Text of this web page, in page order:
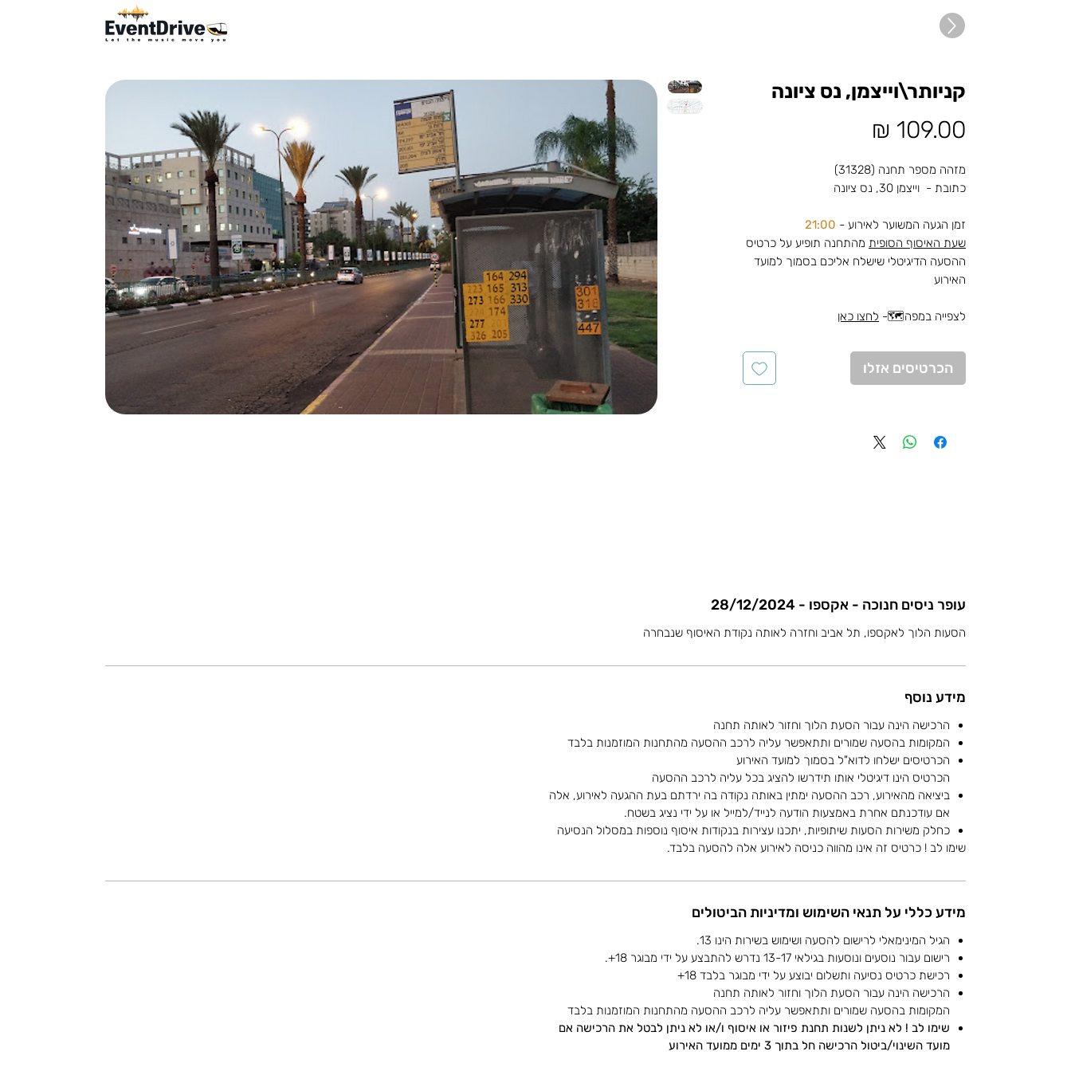
קניותר\וייצמן, נס ציונה
מזהה מספר תחנה (31328)
כתובת - וייצמן 30, נס ציונה
זמן הגעה המשוער לאירוע - 21:00
שעת האיסוף הסופית מהתחנה תופיע על כרטיס
ההסעה הדיגיטלי שישלח אליכם בסמוך למועד
האירוע
לצפייה במפה🗺️- לחצו כאן
הכרטיסים אזלו
עופר ניסים חנוכה - אקספו - 28/12/2024
הסעות הלוך לאקספו, תל אביב וחזרה לאותה נקודת האיסוף שנבחרה
מידע נוסף
הרכישה הינה עבור הסעת הלוך וחזור לאותה תחנה
המקומות בהסעה שמורים ותתאפשר עליה לרכב ההסעה מהתחנות המוזמנות בלבד
הכרטיסים ישלחו לדוא"ל בסמוך למועד האירוע
הכרטיס הינו דיגיטלי אותו תידרשו להציג בכל עליה לרכב ההסעה
ביציאה מהאירוע, רכב ההסעה ימתין באותה נקודה בה ירדתם בעת ההגעה לאירוע, אלה
אם עודכנתם אחרת באמצעות הודעה לנייד/למייל או על ידי נציג בשטח.
כחלק משירות הסעות שיתופיות, יתכנו עצירות בנקודות איסוף נוספות במסלול הנסיעה
שימו לב ! כרטיס זה אינו מהווה כניסה לאירוע אלה להסעה בלבד.
מידע כללי על תנאי השימוש ומדיניות הביטולים
הגיל המינימאלי לרישום להסעה ושימוש בשירות הינו 13.
רישום עבור נוסעים ונוסעות בגילאי 13-17 נדרש להתבצע על ידי מבוגר 18+.
רכישת כרטיס נסיעה ותשלום יבוצע על ידי מבוגר בלבד 18+
הרכישה הינה עבור הסעת הלוך וחזור לאותה תחנה
המקומות בהסעה שמורים ותתאפשר עליה לרכב ההסעה מהתחנות המוזמנות בלבד
שימו לב ! לא ניתן לשנות תחנת פיזור או איסוף ו/או לא ניתן לבטל את הרכישה אם
מועד השינוי/ביטול הרכישה חל בתוך 3 ימים ממועד האירוע